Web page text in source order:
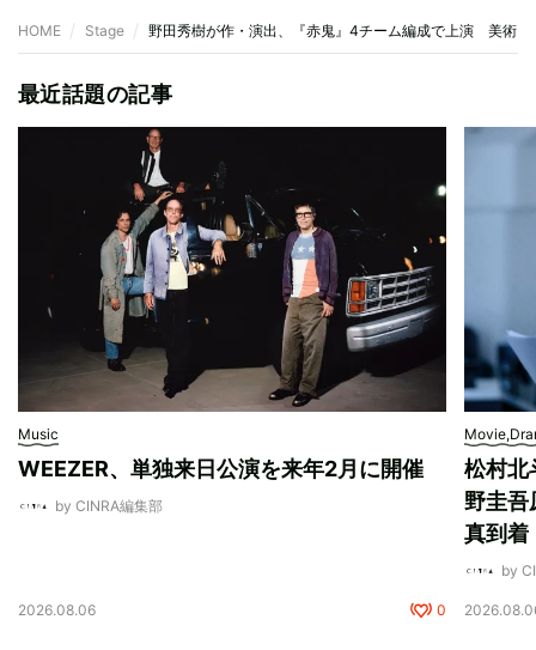
HOME Stage 野田秀樹が作・演出、『赤鬼』4チーム編成で上演 美術・
最近話題の記事
Music
WEEZER、単独来日公演を来年2月に開催
by CINRA編集部
2026.08.06 0
松村北
野圭吾
真到着
by